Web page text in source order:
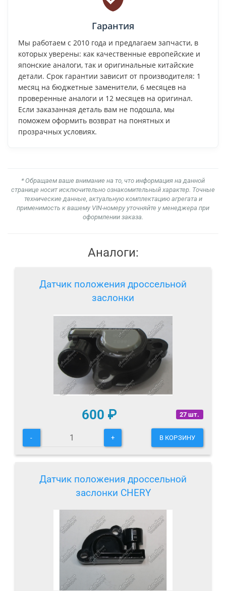
Гарантия
Мы работаем с 2010 года и предлагаем запчасти, в
которых уверены: как качественные европейские и
японские аналоги, так и оригинальные китайские
детали. Срок гарантии зависит от производителя: 1
месяц на бюджетные заменители, 6 месяцев на
проверенные аналоги и 12 месяцев на оригинал.
Если заказанная деталь вам не подошла, мы
поможем оформить возврат на понятных и
прозрачных условиях.
* Обращаем ваше внимание на то, что информация на данной
странице носит исключительно ознакомительный характер. Точные
технические данные, актуальную комплектацию агрегата и
применимость к вашему VIN-номеру уточняйте у менеджера при
оформлении заказа.
Аналоги:
Датчик положения дроссельной
заслонки
27 шт.
600 ₽
- + В КОРЗИНУ
Датчик положения дроссельной
заслонки CHERY